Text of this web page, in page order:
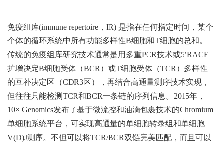
免疫组库(immune repertoire，IR) 是指在任何指定时间，某个
个体的循环系统中所有功能多样性B细胞和T细胞的总和。
传统的免疫组库研究技术通常是用多重PCR技术或5’RACE
扩增决定B细胞受体（BCR）或T细胞受体（TCR）多样性
的互补决定区（CDR3区），再结合高通量测序技术实现，
但往往只能检测TCR和BCR一条链的序列信息。2015年，
10× Genomics发布了基于微流控和油滴包裹技术的Chromium
单细胞系统平台，可实现高通量的单细胞转录组和单细胞
V(D)J测序。不但可以将TCR/BCR双链完美匹配，而且可以